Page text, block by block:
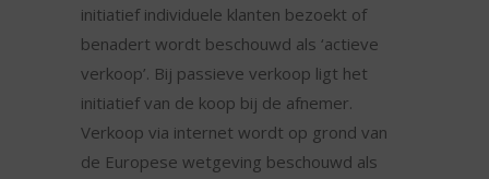
initiatief individuele klanten bezoekt of
benadert wordt beschouwd als ‘actieve
verkoop’. Bij passieve verkoop ligt het
initiatief van de koop bij de afnemer.
Verkoop via internet wordt op grond van
de Europese wetgeving beschouwd als